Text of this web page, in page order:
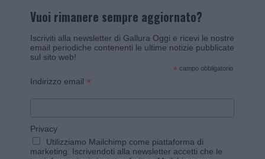
Vuoi rimanere sempre aggiornato?
Iscriviti alla newsletter di Gallura Oggi e ricevi le nostre
email periodiche contenenti le ultime notizie pubblicate
sul sito web!
* campo obbligatorio
Indirizzo email *
Privacy
Utilizziamo Mailchimp come piattaforma di
marketing. Iscrivendoti alla newsletter accetti che le